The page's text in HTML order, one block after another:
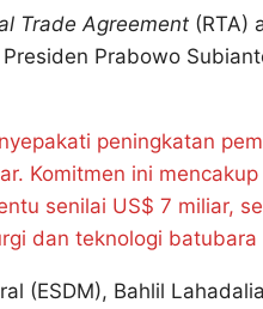
Trade Agreement (RTA)
Prabowo
peningkatan
Komitmen ini
senilai US$ 7 miliar,
dan teknologi batubara
(ESDM), Bahlil